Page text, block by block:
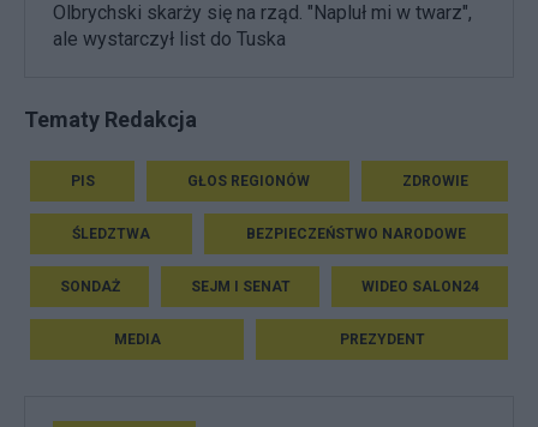
Olbrychski skarży się na rząd. "Napluł mi w twarz",
ale wystarczył list do Tuska
Tematy Redakcja
PIS GŁOS REGIONÓW ZDROWIE
ŚLEDZTWA BEZPIECZEŃSTWO NARODOWE
SONDAŻ SEJM I SENAT WIDEO SALON24
MEDIA PREZYDENT